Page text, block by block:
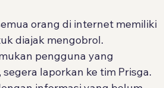
orang di internet memiliki
diajak mengobrol.
pengguna yang
laporkan ke tim Prisga.